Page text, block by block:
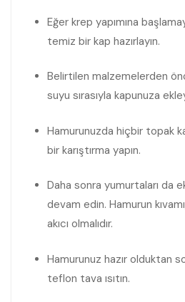
Eğer krep yapımına
temiz bir kap hazırlayın.
Belirtilen malzemelerden
suyu sırasıyla kapunuza
Hamurunuzda hiçbir topak
bir karıştırma yapın.
Daha sonra yumurtaları da
devam edin. Hamurun
akıcı olmalıdır.
Hamurunuz hazır olduktan
teflon tava ısıtın.